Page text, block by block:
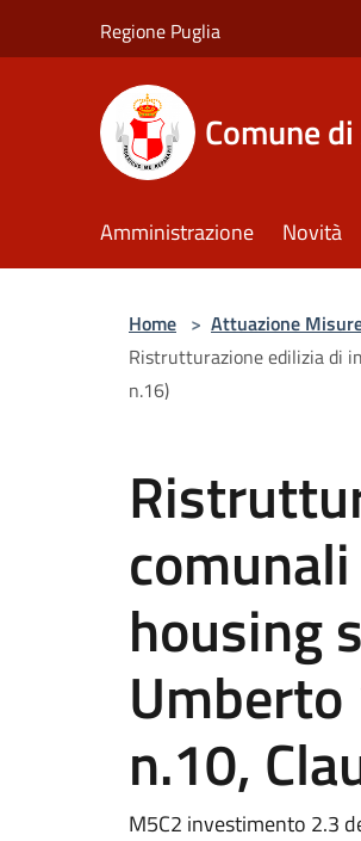
Regione Puglia
Comune
Amministrazione Novità
Home > Attuazione
Ristrutturazione edilizia di
n.16)
housing
Umberto
n.10,
M5C2 investimento 2.3